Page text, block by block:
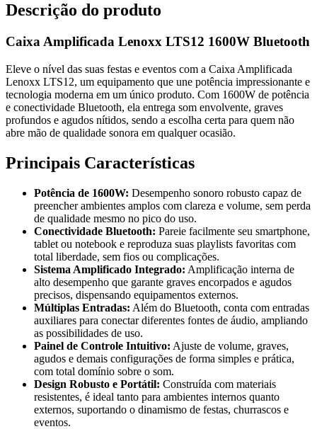
Descrição do produto
Caixa Amplificada Lenoxx LTS12 1600W Bluetooth
Eleve o nível das suas festas e eventos com a Caixa Amplificada
Lenoxx LTS12, um equipamento que une potência impressionante e
tecnologia moderna em um único produto. Com 1600W de potência
e conectividade Bluetooth, ela entrega som envolvente, graves
profundos e agudos nítidos, sendo a escolha certa para quem não
abre mão de qualidade sonora em qualquer ocasião.
Principais Características
Potência de 1600W: Desempenho sonoro robusto capaz de
preencher ambientes amplos com clareza e volume, sem perda
de qualidade mesmo no pico do uso.
Conectividade Bluetooth: Pareie facilmente seu smartphone,
tablet ou notebook e reproduza suas playlists favoritas com
total liberdade, sem fios ou complicações.
Sistema Amplificado Integrado: Amplificação interna de
alto desempenho que garante graves encorpados e agudos
precisos, dispensando equipamentos externos.
Múltiplas Entradas: Além do Bluetooth, conta com entradas
auxiliares para conectar diferentes fontes de áudio, ampliando
as possibilidades de uso.
Painel de Controle Intuitivo: Ajuste de volume, graves,
agudos e demais configurações de forma simples e prática,
com total domínio sobre o som.
Design Robusto e Portátil: Construída com materiais
resistentes, é ideal tanto para ambientes internos quanto
externos, suportando o dinamismo de festas, churrascos e
eventos.